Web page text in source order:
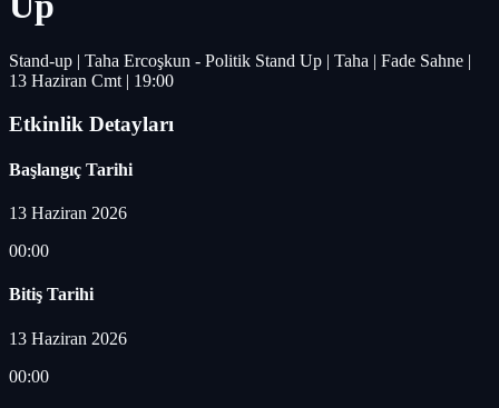
Stand-up | Taha Ercoşkun - Politik Stand Up | Taha | Fade Sahne |
13 Haziran Cmt | 19:00
Etkinlik Detayları
Başlangıç Tarihi
13 Haziran 2026
00:00
Bitiş Tarihi
13 Haziran 2026
00:00